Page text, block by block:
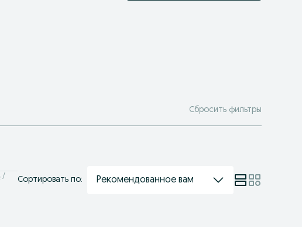
Сбросить фильтры
Сортировать по: Рекомендованное вам